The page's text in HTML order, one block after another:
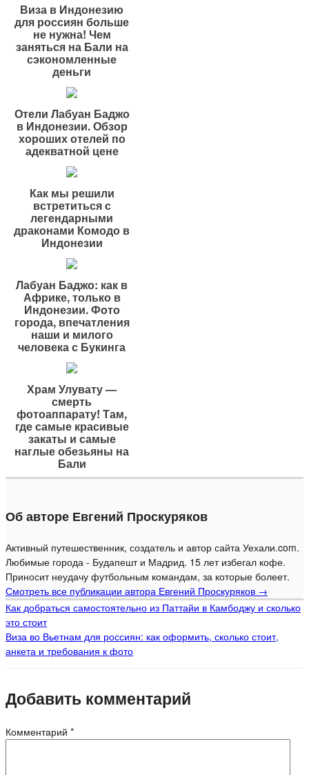
Виза в Индонезию
для россиян больше
не нужна! Чем
заняться на Бали на
сэкономленные
деньги
Отели Лабуан Баджо
в Индонезии. Обзор
хороших отелей по
адекватной цене
Как мы решили
встретиться с
легендарными
драконами Комодо в
Индонезии
Лабуан Баджо: как в
Африке, только в
Индонезии. Фото
города, впечатления
наши и милого
человека с Букинга
Храм Улувату —
смерть
фотоаппарату! Там,
где самые красивые
закаты и самые
наглые обезьяны на
Бали
Об авторе Евгений Проскуряков
Активный путешественник, создатель и автор сайта Уехали.com.
Любимые города - Будапешт и Мадрид. 15 лет избегал кофе.
Приносит неудачу футбольным командам, за которые болеет.
Смотреть все публикации автора Евгений Проскуряков →
Как добраться самостоятельно из Паттайи в Камбоджу и сколько
это стоит
Виза во Вьетнам для россиян: как оформить, сколько стоит,
анкета и требования к фото
Добавить комментарий
Комментарий *